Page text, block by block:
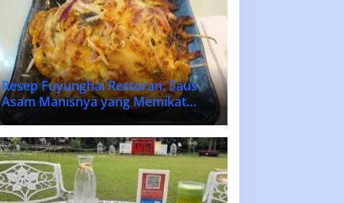
Resep Fuyunghai Restoran: Saus
Asam Manisnya yang Memikat
Lidah!